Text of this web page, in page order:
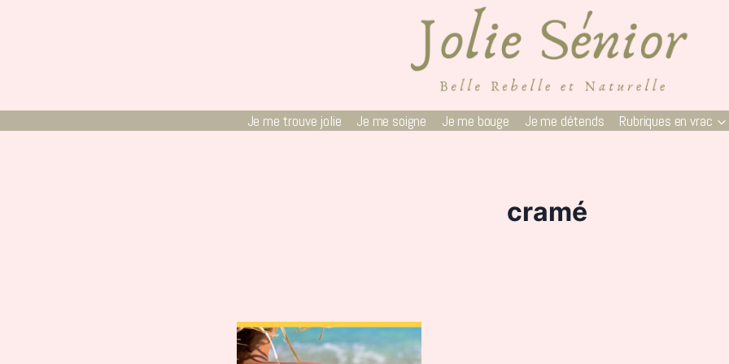
Je me trouve jolie Je me soigne Je me bouge Je me détends Rubriques en vrac
cramé